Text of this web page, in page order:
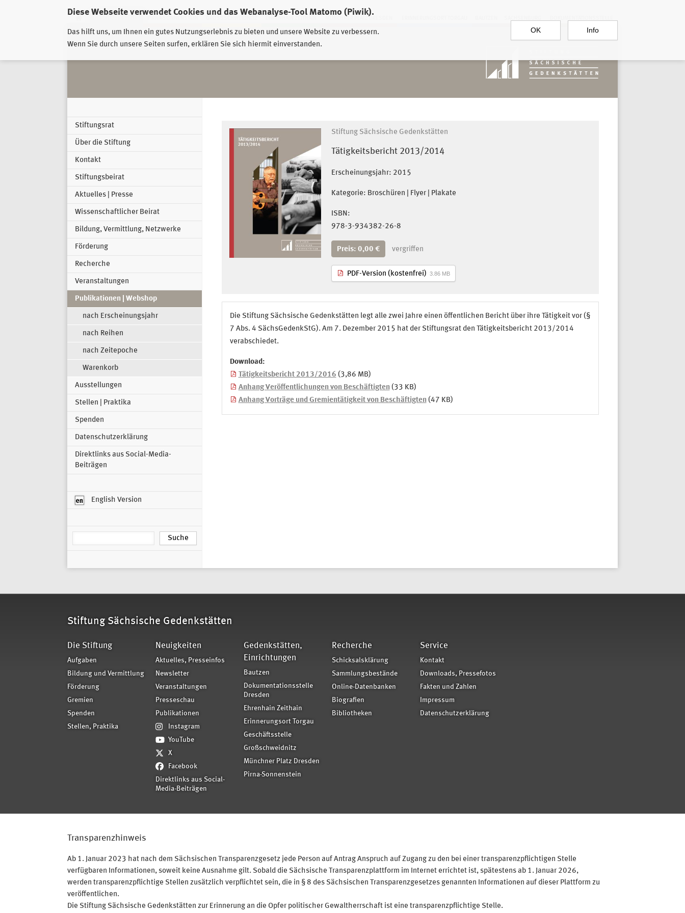
Diese Webseite verwendet Cookies und das Webanalyse-Tool Matomo (Piwik).
Das hilft uns, um Ihnen ein gutes Nutzungserlebnis zu bieten und unsere Website zu verbessern.
Wenn Sie durch unsere Seiten surfen, erklären Sie sich hiermit einverstanden.
OK Info
EHRENHAIN ZEITHAIN MÜNCHNER PLATZ DRESDEN
Stiftungsrat
Über die Stiftung
Kontakt
Stiftungsbeirat
Aktuelles | Presse
Wissenschaftlicher Beirat
Bildung, Vermittlung, Netzwerke
Förderung
Recherche
Veranstaltungen
Publikationen | Webshop
nach Erscheinungsjahr
nach Reihen
nach Zeitepoche
Warenkorb
Ausstellungen
Stellen | Praktika
Spenden
Datenschutzerklärung
Direktlinks aus Social-Media-
Beiträgen
English Version
Stiftung Sächsische Gedenkstätten
Tätigkeitsbericht 2013/2014
Erscheinungsjahr: 2015
Kategorie: Broschüren | Flyer | Plakate
ISBN:
978-3-934382-26-8
Preis: 0,00 € vergriffen
PDF-Version (kostenfrei) 3.86 MB
Die Stiftung Sächsische Gedenkstätten legt alle zwei Jahre einen öffentlichen Bericht über ihre Tätigkeit vor (§
7 Abs. 4 SächsGedenkStG). Am 7. Dezember 2015 hat der Stiftungsrat den Tätigkeitsbericht 2013/2014
verabschiedet.
Download:
Tätigkeitsbericht 2013/2016 (3,86 MB)
Anhang Veröffentlichungen von Beschäftigten(33 KB)
Anhang Vorträge und Gremientätigkeit von Beschäftigten(47 KB)
Stiftung Sächsische Gedenkstätten
Die Stiftung
Aufgaben
Bildung und Vermittlung
Förderung
Gremien
Spenden
Stellen, Praktika
Neuigkeiten
Aktuelles, Presseinfos
Newsletter
Veranstaltungen
Presseschau
Publikationen
Instagram
YouTube
X
Facebook
Direktlinks aus Social-
Media-Beiträgen
Gedenkstätten,
Einrichtungen
Bautzen
Dokumentationsstelle
Dresden
Ehrenhain Zeithain
Erinnerungsort Torgau
Geschäftsstelle
Großschweidnitz
Münchner Platz Dresden
Pirna-Sonnenstein
Recherche
Schicksalsklärung
Sammlungsbestände
Online-Datenbanken
Biografien
Bibliotheken
Service
Kontakt
Downloads, Pressefotos
Fakten und Zahlen
Impressum
Datenschutzerklärung
Transparenzhinweis
Ab 1. Januar 2023 hat nach dem Sächsischen Transparenzgesetz jede Person auf Antrag Anspruch auf Zugang zu den bei einer transparenzpflichtigen Stelle
verfügbaren Informationen, soweit keine Ausnahme gilt. Sobald die Sächsische Transparenzplattform im Internet errichtet ist, spätestens ab 1. Januar 2026,
werden transparenzpflichtige Stellen zusätzlich verpflichtet sein, die in § 8 des Sächsischen Transparenzgesetzes genannten Informationen auf dieser Plattform zu
veröffentlichen.
Die Stiftung Sächsische Gedenkstätten zur Erinnerung an die Opfer politischer Gewaltherrschaft ist eine transparenzpflichtige Stelle.